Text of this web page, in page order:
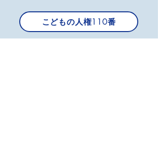
こどもの人権110番